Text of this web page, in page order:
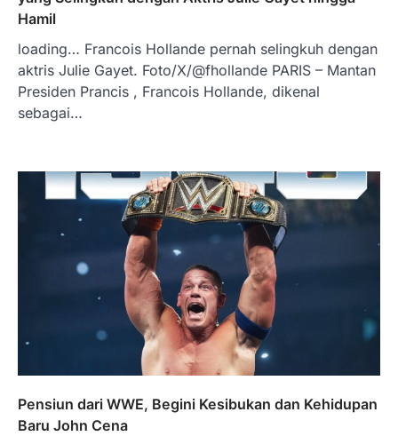
Hamil
loading… Francois Hollande pernah selingkuh dengan
aktris Julie Gayet. Foto/X/@fhollande PARIS – Mantan
Presiden Prancis , Francois Hollande, dikenal
sebagai…
Pensiun dari WWE, Begini Kesibukan dan Kehidupan
Baru John Cena